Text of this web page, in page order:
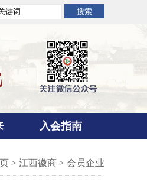
入会指南
> 江西徽商 > 会员企业